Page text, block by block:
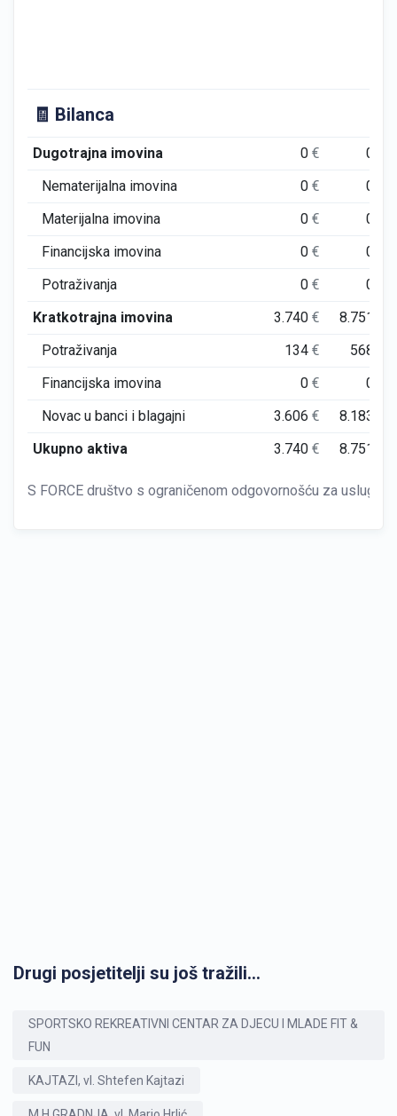
🧾 Bilanca
Dugotrajna imovina 0€ 0
Nematerijalna imovina
0€ 0
Materijalna imovina
0€ 0
Financijska imovina
0€ 0
Potraživanja
0€ 0
Kratkotrajna imovina
3.740€ 8.751
Potraživanja
134€ 568
Financijska imovina
0€ 0
Novac u banci i blagajni
3.606€ 8.183
Ukupno aktiva
3.740€ 8.751
S FORCE društvo s ograničenom odgovornošću za usluge
Drugi posjetitelji su još tražili...
SPORTSKO REKREATIVNI CENTAR ZA DJECU I MLADE FIT &
FUN
KAJTAZI, vl. Shtefen Kajtazi